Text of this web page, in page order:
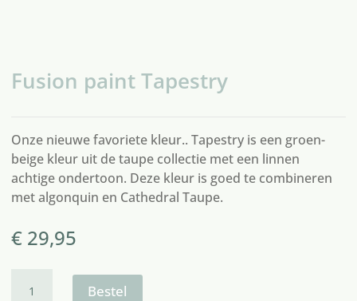
Fusion paint Tapestry
Onze nieuwe favoriete kleur.. Tapestry is een groen-
beige kleur uit de taupe collectie met een linnen
achtige ondertoon. Deze kleur is goed te combineren
metalgonquin en Cathedral Taupe.
€29,95
paint Bestel